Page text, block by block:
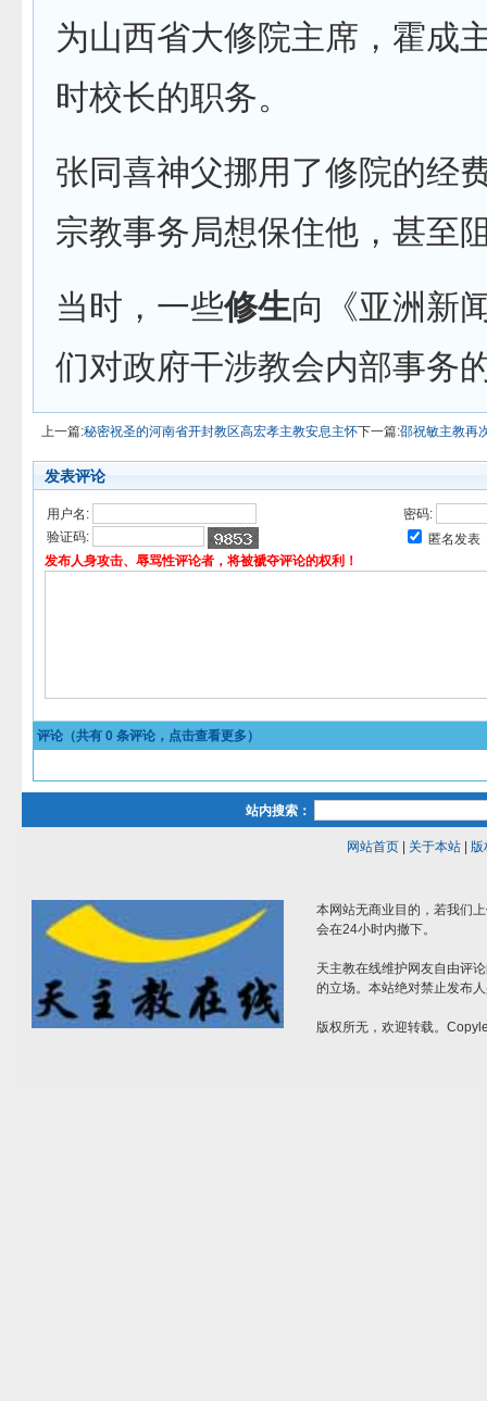
为山西省大修院主席，霍成
时校长的职务。
张同喜神父挪用了修院的经
宗教事务局想保住他，甚至
当时，一些修生向《亚洲新
们对政府干涉教会内部事务
上一篇:秘密祝圣的河南省开封教区高宏孝主教安息主怀下一篇:邵祝敏主教再
发表评论
用户名:
密码:
验证码:
匿名发表
发布人身攻击、辱骂性评论者，将被褫夺评论的权利！
评论（共有 0 条评论，点击查看更多）
站内搜索：
网站首页| 关于本站| 版
本网站无商业目的，若我们
会在24小时内撤下。
天主教在线维护网友自由评
的立场。本站绝对禁止发布
版权所无，欢迎转载。